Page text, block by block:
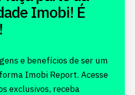
Imobi! É
e benefícios de ser um
Imobi Report. Acesse
exclusivos, receba